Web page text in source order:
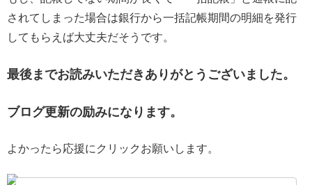
されてしまった場合は銀行から一括記帳期間の明細を発行
してもらえば大丈夫だそうです。
最後までお読みいただきありがとうございました。
ブログ更新の励みになります。
よかったら応援にクリックお願いします。